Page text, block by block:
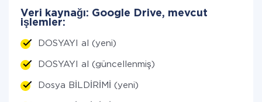
Veri kaynağı: Google Drive, mevcut
işlemler:
DOSYAYI al (yeni)
DOSYAYI al (güncellenmiş)
Dosya BİLDİRİMİ (yeni)